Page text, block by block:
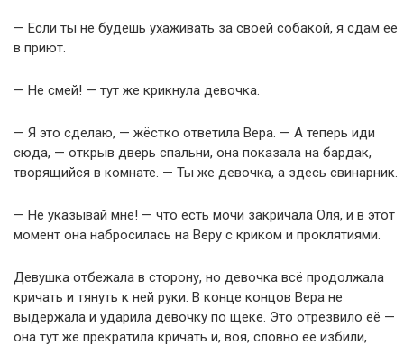
— Если ты не будешь ухаживать за своей собакой, я сдам её
в приют.
— Не смей! — тут же крикнула девочка.
— Я это сделаю, — жёстко ответила Вера. — А теперь иди
сюда, — открыв дверь спальни, она показала на бардак,
творящийся в комнате. — Ты же девочка, а здесь свинарник.
— Не указывай мне! — что есть мочи закричала Оля, и в этот
момент она набросилась на Веру с криком и проклятиями.
Девушка отбежала в сторону, но девочка всё продолжала
кричать и тянуть к ней руки. В конце концов Вера не
выдержала и ударила девочку по щеке. Это отрезвило её —
она тут же прекратила кричать и, воя, словно её избили,